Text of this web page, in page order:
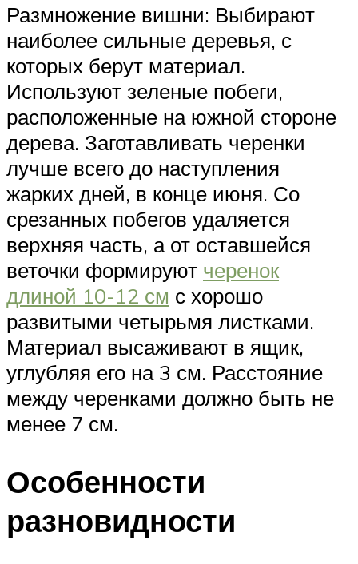
Размножение вишни: Выбирают
наиболее сильные деревья, с
которых берут материал.
Используют зеленые побеги,
расположенные на южной стороне
дерева. Заготавливать черенки
лучше всего до наступления
жарких дней, в конце июня. Со
срезанных побегов удаляется
верхняя часть, а от оставшейся
веточки формируют черенок
длиной 10-12 см с хорошо
развитыми четырьмя листками.
Материал высаживают в ящик,
углубляя его на 3 см. Расстояние
между черенками должно быть не
менее 7 см.
Особенности
разновидности